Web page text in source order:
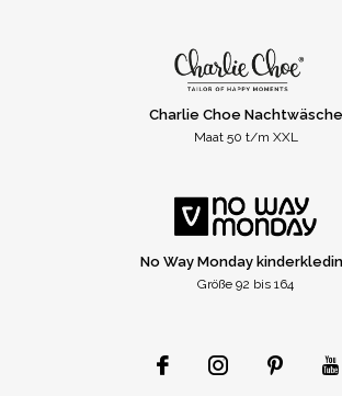
Charlie Choe Nachtwäsche
Maat 50 t/m XXL
No Way Monday
Größe 92 bis 164